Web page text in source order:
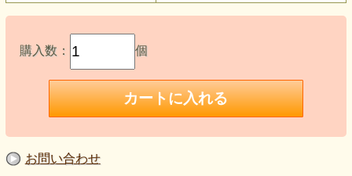
購入数： 個
お問い合わせ